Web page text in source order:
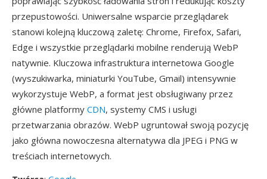
przepustowości. Uniwersalne wsparcie przeglądarek
stanowi kolejną kluczową zaletę: Chrome, Firefox, Safari,
Edge i wszystkie przeglądarki mobilne renderują WebP
natywnie. Kluczowa infrastruktura internetowa Google
(wyszukiwarka, miniaturki YouTube, Gmail) intensywnie
wykorzystuje WebP, a format jest obsługiwany przez
główne platformy CDN, systemy CMS i usługi
przetwarzania obrazów. WebP ugruntował swoją pozycję
jako główna nowoczesna alternatywa dla JPEG i PNG w
treściach internetowych.